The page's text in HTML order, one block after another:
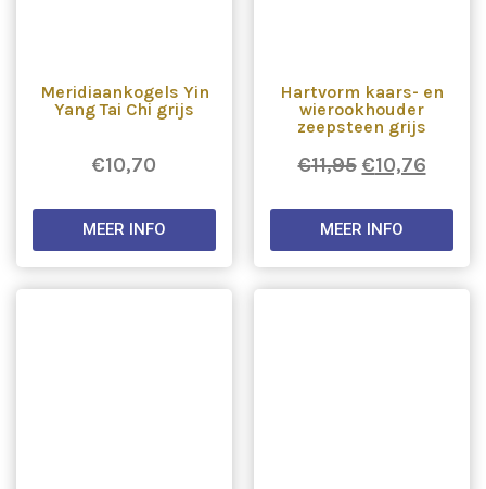
Meridiaankogels Yin
Yang Tai Chi grijs
€10,70
MEER INFO
Hartvorm kaars- en
wierookhouder
zeepsteen grijs
€11,95 €10,76
MEER INFO